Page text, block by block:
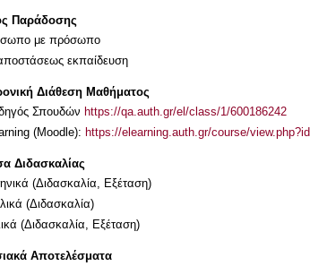
Παράδοσης
με πρόσωπο
εκπαίδευση
Διάθεση Μαθήματος
Σπουδών https://qa.auth.gr/el/class/1/600186242
(Moodle): https://elearning.auth.gr/course/
Διδασκαλίας
(Διδασκαλία, Εξέταση)
(Διδασκαλία)
(Διδασκαλία, Εξέταση)
Αποτελέσματα